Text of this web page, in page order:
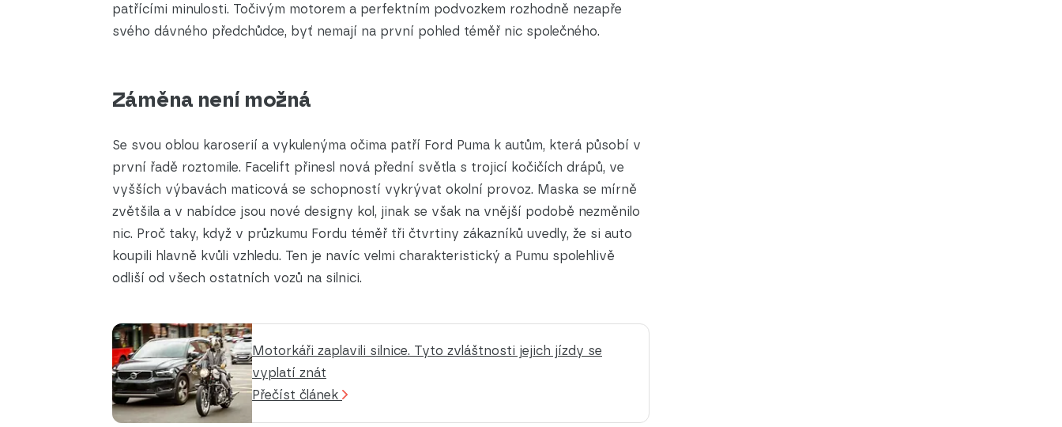
patřícími minulosti. Točivým motorem a perfektním podvozkem rozhodně nezapře
svého dávného předchůdce, byť nemají na první pohled téměř nic společného.
Záměna není možná
Se svou oblou karoserií a vykulenýma očima patří Ford Puma k autům, která působí v
první řadě roztomile. Facelift přinesl nová přední světla s trojicí kočičích drápů, ve
vyšších výbavách maticová se schopností vykrývat okolní provoz. Maska se mírně
zvětšila a v nabídce jsou nové designy kol, jinak se však na vnější podobě nezměnilo
nic. Proč taky, když v průzkumu Fordu téměř tři čtvrtiny zákazníků uvedly, že si auto
koupili hlavně kvůli vzhledu. Ten je navíc velmi charakteristický a Pumu spolehlivě
odliší od všech ostatních vozů na silnici.
Motorkáři zaplavili silnice. Tyto zvláštnosti jejich jízdy se
vyplatí znát
Přečíst článek